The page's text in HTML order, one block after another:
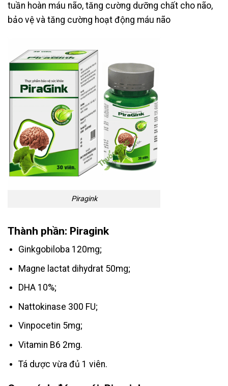
tuần hoàn máu não, tăng cường dưỡng chất cho não,
bảo vệ và tăng cường hoạt động máu não
Piragink
Thành phần: Piragink
Ginkgobiloba 120mg;
Magne lactat dihydrat 50mg;
DHA 10%;
Nattokinase 300 FU;
Vinpocetin 5mg;
Vitamin B6 2mg.
Tá dược vừa đủ 1 viên.